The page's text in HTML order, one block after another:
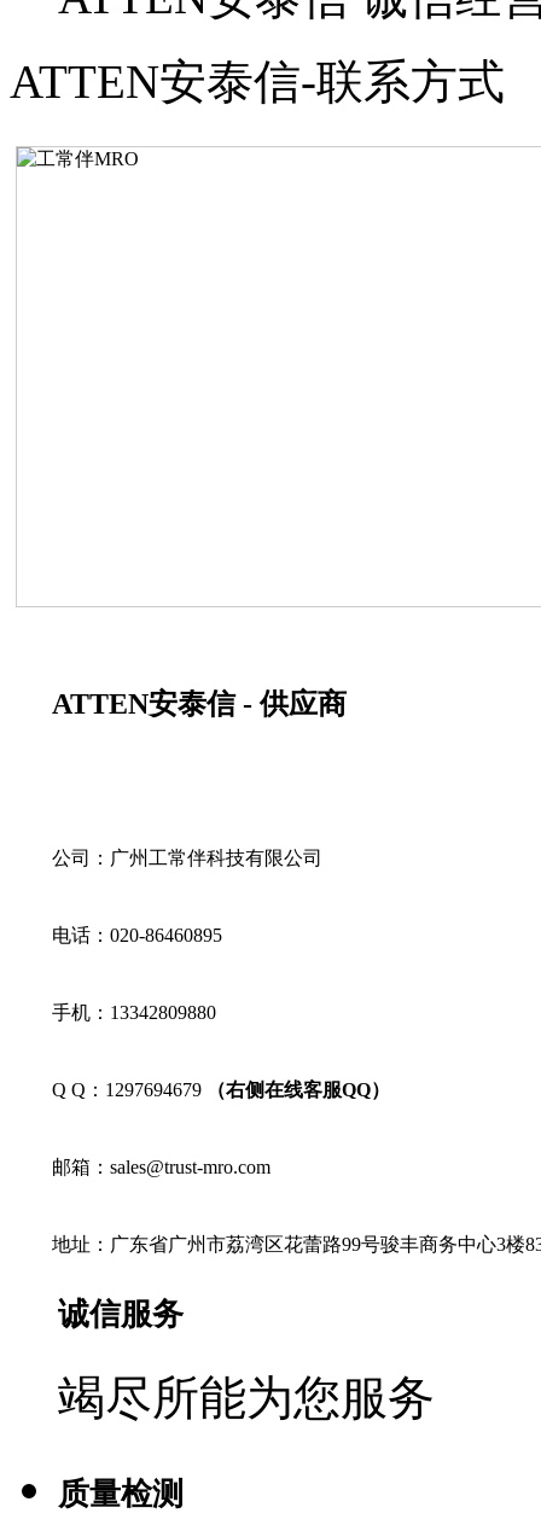
ATTEN安泰信-联系方式
ATTEN安泰信 - 供应商
公司：广州工常伴科技有限公司
电话：020-86460895
手机：13342809880
Q Q：1297694679 （右侧在线客服QQ）
邮箱：sales@trust-mro.com
地址：广东省广州市荔湾区花蕾路99号骏丰商务中心3楼
诚信服务
竭尽所能为您服务
质量检测